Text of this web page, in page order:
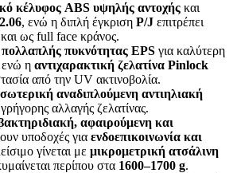
κέλυφος ABS υψηλής αντοχής και
, ενώ η διπλή έγκριση P/J επιτρέπει
ως full face κράνος.
πολλαπλής πυκνότητας EPS για καλύτερη
η αντιχαρακτική ζελατίνα Pinlock
από την UV ακτινοβολία.
αναδιπλούμενη αντιηλιακή
αλλαγής ζελατίνας.
αφαιρούμενη και
υποδοχές για ενδοεπικοινωνία και
γίνεται με μικρομετρική ατσάλινη
περίπου στα 1600–1700 g.